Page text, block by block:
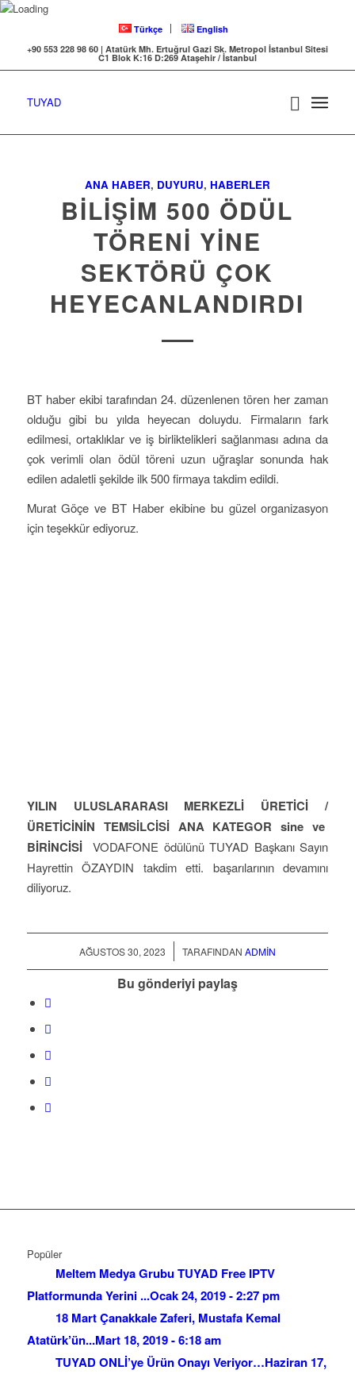
Türkçe
English
+90 553 228 98 60 | Atatürk Mh. Ertuğrul Gazi Sk. Metropol İstanbul Sitesi
C1 Blok K:16 D:269 Ataşehir / İstanbul
TUYAD
ANA HABER, DUYURU, HABERLER
BILIŞIM 500 ÖDÜL
TÖRENI YINE
SEKTÖRÜ ÇOK
HEYECANLANDIRDI
BT haber ekibi tarafından 24. düzenlenen tören her zaman
olduğu gibi bu yılda heyecan doluydu. Firmaların fark
edilmesi, ortaklıklar ve iş birliktelikleri sağlanması adına da
çok verimli olan ödül töreni uzun uğraşlar sonunda hak
edilen adaletli şekilde ilk 500 firmaya takdim edildi.
Murat Göçe ve BT Haber ekibine bu güzel organizasyon
için teşekkür ediyoruz.
YILIN ULUSLARARASI MERKEZLİ ÜRETİCİ /
ÜRETİCİNİN TEMSİLCİSİ ANA KATEGOR sine ve
BİRİNCİSİ
VODAFONE ödülünü TUYAD Başkanı Sayın
Hayrettin ÖZAYDIN takdim etti. başarılarının devamını
diliyoruz.
AĞUSTOS 30, 2023
/ TARAFINDAN ADMIN
Bu gönderiyi paylaş
Popüler
Meltem Medya Grubu TUYAD Free IPTV
Platformunda Yerini ...Ocak 24, 2019 - 2:27 pm
18 Mart Çanakkale Zaferi, Mustafa Kemal
Atatürk’ün...Mart 18, 2019 - 6:18 am
TUYAD ONLİ’ye Ürün Onayı Veriyor…Haziran 17,